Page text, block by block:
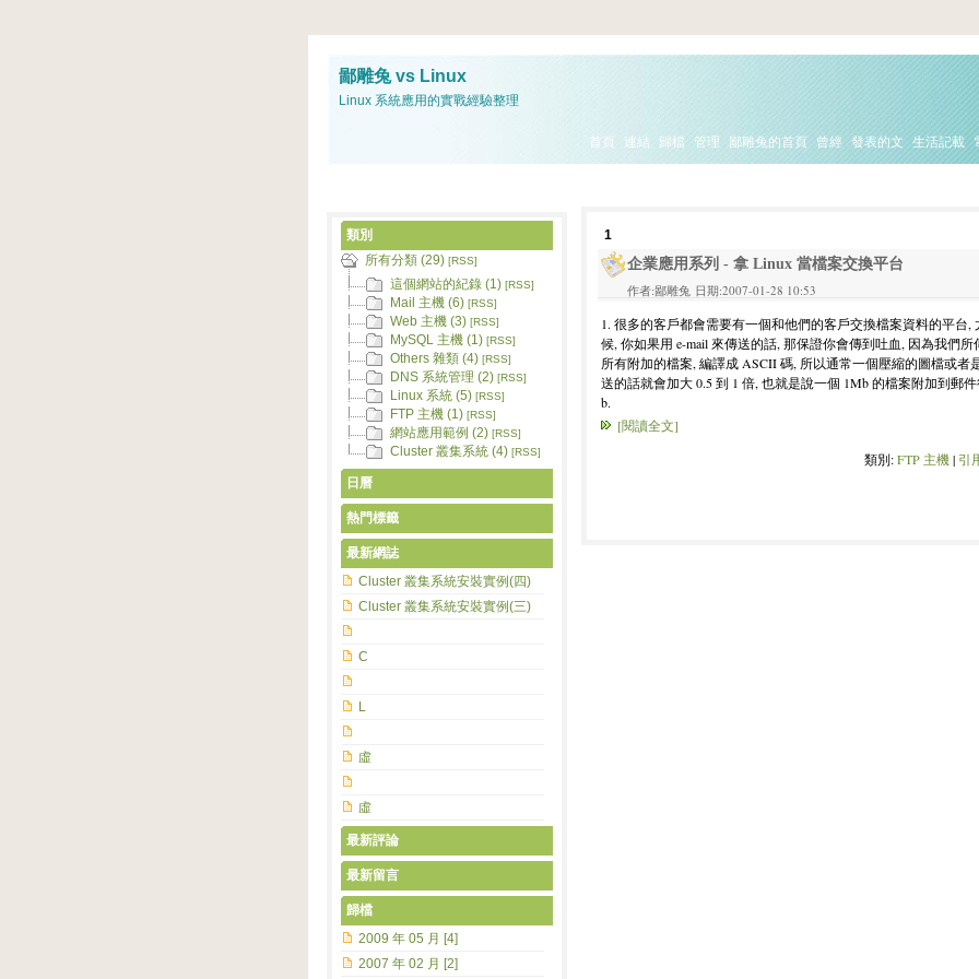
鄙雕兔 vs Linux
Linux 系統應用的實戰經驗整理
首頁 連結 歸檔 管理 鄙雕兔的首頁 曾經 發表的文 生活記載
1
企業應用系列 - 拿 Linux 當檔案交換平台
作者:鄙雕兔 日期:2007-01-28 10:53
1. 很多的客戶都會需要有一個和他們的客戶交換檔案資料的平台,
候, 你如果用 e-mail 來傳送的話, 那保證你會傳到吐血, 因為我們
所有附加的檔案, 編譯成 ASCII 碼, 所以通常一個壓縮的圖檔或者
送的話就會加大 0.5 到 1 倍, 也就是說一個 1Mb 的檔案附加到郵
b.
[閱讀全文]
類別:FTP 主機| 引
類別
所有分類 (29) [RSS]
這個網站的紀錄 (1) [RSS]
Mail 主機 (6) [RSS]
Web 主機 (3) [RSS]
MySQL 主機 (1) [RSS]
Others 雜類 (4) [RSS]
DNS 系統管理 (2) [RSS]
Linux 系統 (5) [RSS]
FTP 主機 (1) [RSS]
網站應用範例 (2) [RSS]
Cluster 叢集系統 (4) [RSS]
日曆
熱門標籤
最新網誌
Cluster 叢集系統安裝實例(四)
Cluster 叢集系統安裝實例(三)
C
L
虛
虛
最新評論
最新留言
歸檔
2009 年 05 月 [4]
2007 年 02 月 [2]